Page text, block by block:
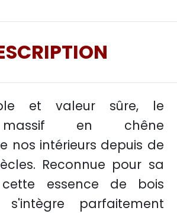
et valeur sûre, le
en chêne
nos intérieurs depuis de
Reconnue pour sa
cette essence de bois
s'intègre parfaitement